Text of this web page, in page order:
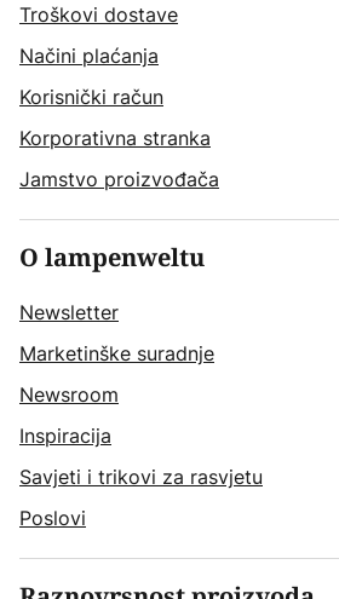
Troškovi dostave
Načini plaćanja
Korisnički račun
Korporativna stranka
Jamstvo proizvođača
O lampenweltu
Newsletter
Marketinške suradnje
Newsroom
Inspiracija
Savjeti i trikovi za rasvjetu
Poslovi